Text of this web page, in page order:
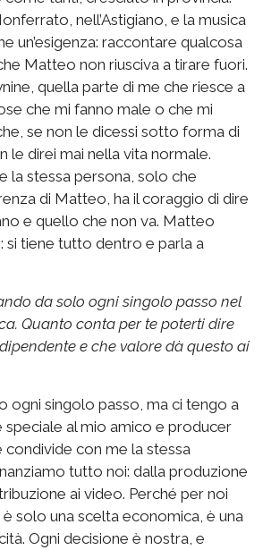
nell’Astigiano, e la musica
un’esigenza: raccontare qualcosa
Matteo non riusciva a tirare fuori.
quella parte di me che riesce a
che mi fanno male o che mi
se non le dicessi sotto forma di
le direi mai nella vita normale.
la stessa persona, solo che
di Matteo, ha il coraggio di dire
e quello che non va. Matteo
si tiene tutto dentro e parla a
da solo ogni singolo passo nel
Quanto conta per te poterti dire
e che valore dà questo ai
ogni singolo passo, ma ci tengo a
speciale al mio amico e producer
condivide con me la stessa
tutto noi: dalla produzione
ai video. Perché per noi
è solo una scelta economica, è una
Ogni decisione è nostra, e